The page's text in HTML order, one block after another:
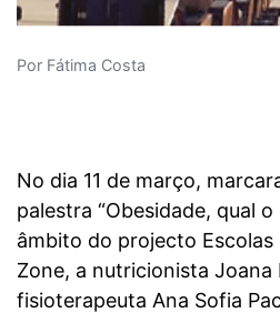
Por Fátima Costa
No dia 11 de março,
palestra “Obesidade, qual o
âmbito do projecto Escolas
Zone, a nutricionista Joana
fisioterapeuta Ana Sofia